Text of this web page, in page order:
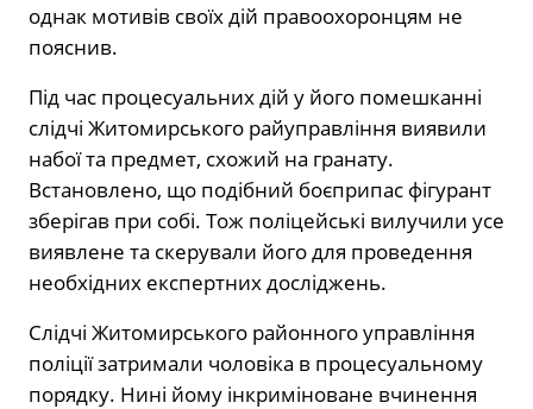
однак мотивів своїх дій правоохоронцям не
пояснив.
Під час процесуальних дій у його помешканні
слідчі Житомирського райуправління виявили
набої та предмет, схожий на гранату.
Встановлено, що подібний боєприпас фігурант
зберігав при собі. Тож поліцейські вилучили усе
виявлене та скерували його для проведення
необхідних експертних досліджень.
Слідчі Житомирського районного управління
поліції затримали чоловіка в процесуальному
порядку. Нині йому інкриміноване вчинення